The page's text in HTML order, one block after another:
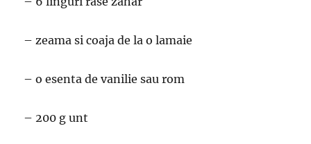
– zeama si coaja de la o lamaie
– o esenta de vanilie sau rom
– 200 g unt